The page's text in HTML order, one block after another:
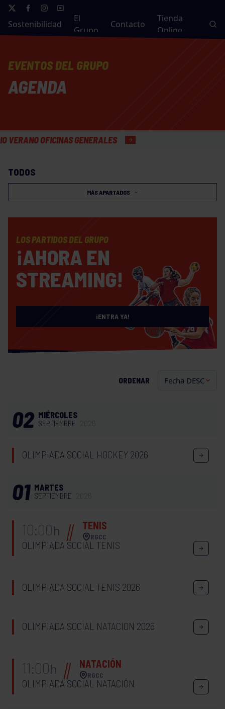
Sostenibilidad
El
Grupo
Contacto
Tienda
Online
EVENTOS DEL GRUPO
AGENDA
OFICINAS GENERALES
TODOS
MÁS APARTADOS
LOS PARTIDOS DEL GRUPO
¡AHORA EN
STREAMING!
¡ENTRA YA!
ORDENAR
02 MIÉRCOLES
SEPTIEMBRE
OLIMPIADA SOCIAL HOCKEY 2026
01 MARTES
SEPTIEMBRE
10:00h TENIS
RGCC
OLIMPIADA SOCIAL TENIS
OLIMPIADA SOCIAL TENIS 2026
OLIMPIADA SOCIAL NATACION 2026
11:00h NATACIÓN
RGCC
OLIMPIADA SOCIAL NATACIÓN